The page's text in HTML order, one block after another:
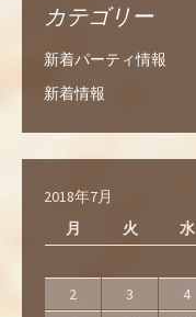
カテゴリー
新着パーティ情報
新着情報
2018年7月
月
火 水
2
3 4